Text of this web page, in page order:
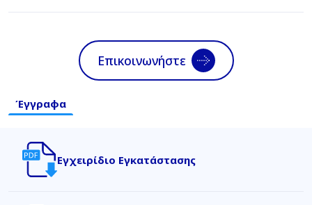
Επικοινωνήστε
Έγγραφα
Εγχειρίδιο Εγκατάστασης